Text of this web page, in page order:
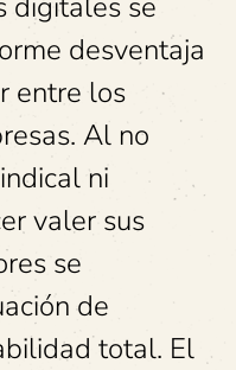
desventaja
entre los
Al no
ni
valer sus
se
de
total. El